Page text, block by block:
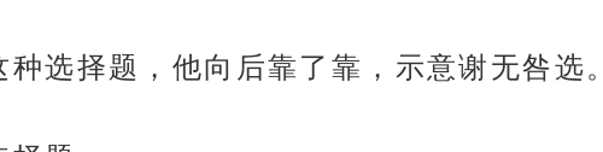
选择题，他向后靠了靠，示意谢无咎选。